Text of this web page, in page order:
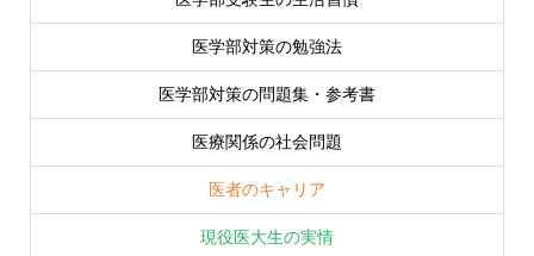
医学部対策の勉強法
医学部対策の問題集・参考書
医療関係の社会問題
医者のキャリア
現役医大生の実情